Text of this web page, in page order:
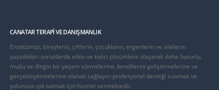
CANATAR TERAPI VE DANIŞMANLIK
Enstitümüz; bireylerin, çiftlerin, çocukların, ergenlerin ve ailelerin
yaşadıkları sorunlarda etkin ve kalıcı çözümlere ulaşarak daha huzurlu,
mutlu ve dingin bir yaşam sürmelerine, kendilerini geliştirmelerine ve
gerçekleştirmelerine olanak sağlayıcı profesyonel desteği sunmak ve
yolunuza ışık tutmak için hizmet vermektedir.